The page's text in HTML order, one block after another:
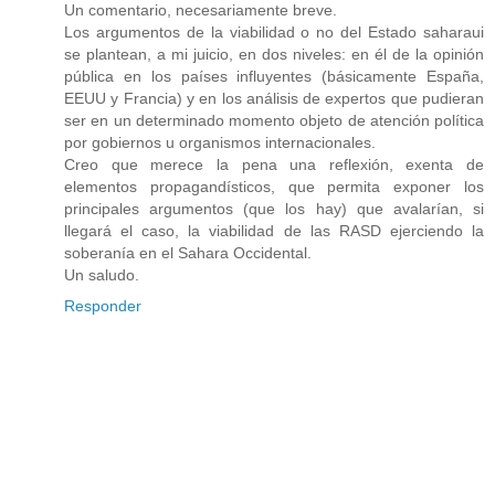
Un comentario, necesariamente breve.
Los argumentos de la viabilidad o no del Estado saharaui
se plantean, a mi juicio, en dos niveles: en él de la opinión
pública en los países influyentes (básicamente España,
EEUU y Francia) y en los análisis de expertos que pudieran
ser en un determinado momento objeto de atención política
por gobiernos u organismos internacionales.
Creo que merece la pena una reflexión, exenta de
elementos propagandísticos, que permita exponer los
principales argumentos (que los hay) que avalarían, si
llegará el caso, la viabilidad de las RASD ejerciendo la
soberanía en el Sahara Occidental.
Un saludo.
Responder